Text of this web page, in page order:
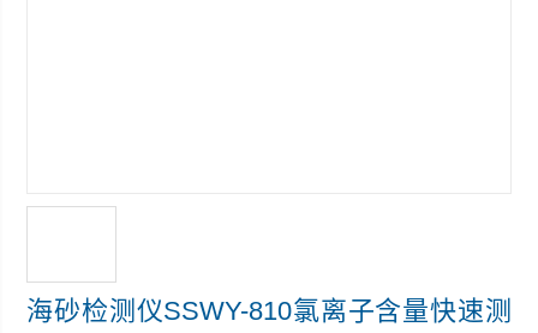
海砂检测仪SSWY-810氯离子含量快速测